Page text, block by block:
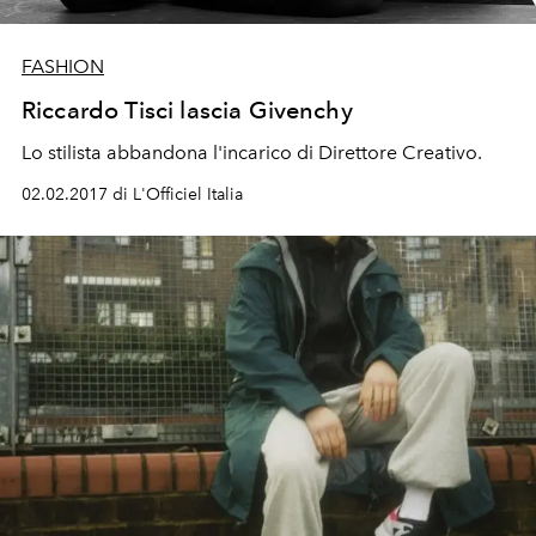
FASHION
Riccardo Tisci lascia Givenchy
Lo stilista abbandona l'incarico di Direttore Creativo.
02.02.2017 di L'Officiel Italia